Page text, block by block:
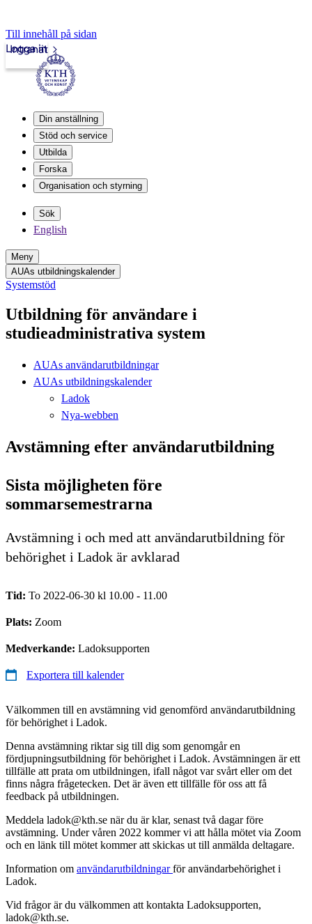
Till innehåll på sidan
Intranät
Logga in
Din anställning
Stöd och service
Utbilda
Forska
Organisation och styrning
Sök
English
Meny
AUAs utbildningskalender
Systemstöd
Utbildning för användare i
studieadministrativa system
AUAs användarutbildningar
AUAs utbildningskalender
Ladok
Nya-webben
Avstämning efter användarutbildning
Sista möjligheten före
sommarsemestrarna
Avstämning i och med att användarutbildning för
behörighet i Ladok är avklarad
Tid: To 2022-06-30 kl 10.00 - 11.00
Plats: Zoom
Medverkande: Ladoksupporten
Exportera till kalender
Välkommen till en avstämning vid genomförd användarutbildning
för behörighet i Ladok.
Denna avstämning riktar sig till dig som genomgår en
fördjupningsutbildning för behörighet i Ladok. Avstämningen är ett
tillfälle att prata om utbildningen, ifall något var svårt eller om det
finns några frågetecken. Det är även ett tillfälle för oss att få
feedback på utbildningen.
Meddela ladok@kth.se när du är klar, senast två dagar före
avstämning. Under våren 2022 kommer vi att hålla mötet via Zoom
och en länk till mötet kommer att skickas ut till anmälda deltagare.
Information om användarutbildningarför användarbehörighet i
Ladok.
Vid frågor är du välkommen att kontakta Ladoksupporten,
ladok@kth.se.